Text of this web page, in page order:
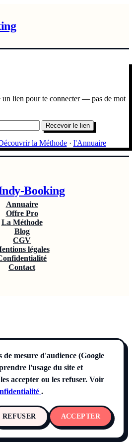
lien pour te connecter — pas de mot
Recevoir le lien
la Méthode · l'Annuaire
Booking
Annuaire
Offre Pro
La Méthode
Blog
CGV
légales
Contact
de mesure d'audience (Google
l'usage du site et
accepter ou les refuser. Voir
.
REFUSER ACCEPTER